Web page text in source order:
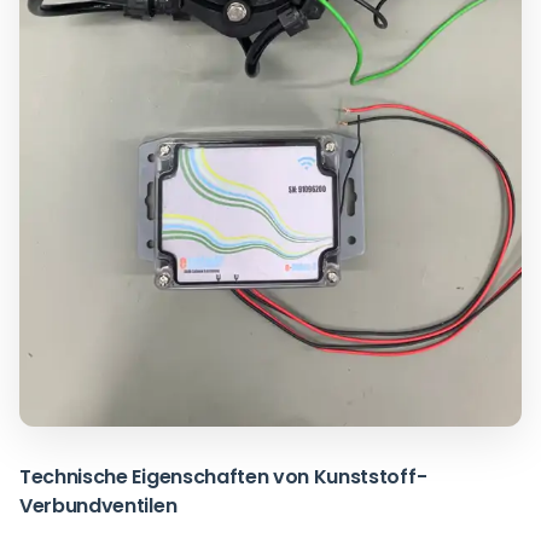
Technische Eigenschaften von Kunststoff-
Verbundventilen